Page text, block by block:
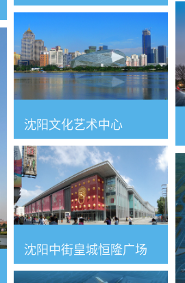
沈阳文化艺术中心
沈阳中街皇城恒隆广场